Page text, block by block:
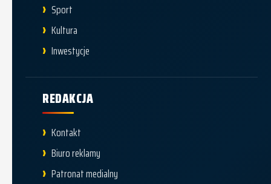
Sport
Kultura
Inwestycje
REDAKCJA
Kontakt
Biuro reklamy
Patronat medialny